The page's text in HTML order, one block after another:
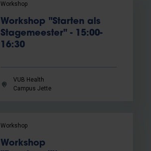
Workshop
Workshop "Starten als
Stagemeester" - 15:00-
16:30
VUB Health
Campus Jette
Workshop
Workshop